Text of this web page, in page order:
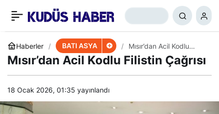
Haberler BATI ASYA
Mısır’dan Acil Kodlu
Filistin Çağrısı
Mısır’dan Acil Kodlu Filistin Çağrısı
18 Ocak 2026, 01:35 yayınlandı
BAE’nin Veliaht Prens
Salman Hakkında Gizli
Raporu
+ 0 Paylaş